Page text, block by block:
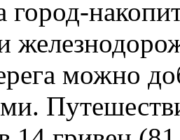
город-
можно